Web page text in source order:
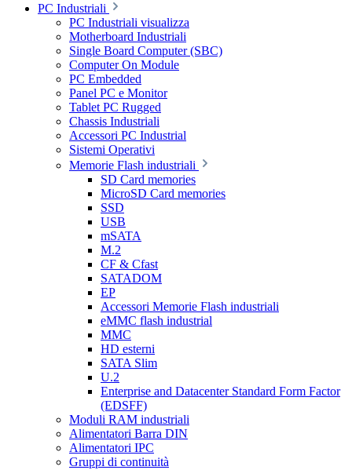
PC Industriali
PC Industriali visualizza
Motherboard Industriali
Single Board Computer (SBC)
Computer On Module
PC Embedded
Panel PC e Monitor
Tablet PC Rugged
Chassis Industriali
Accessori PC Industrial
Sistemi Operativi
Memorie Flash industriali
SD Card memories
MicroSD Card memories
SSD
USB
mSATA
M.2
CF & Cfast
SATADOM
EP
Accessori Memorie Flash industriali
eMMC flash industrial
MMC
HD esterni
SATA Slim
U.2
Enterprise and Datacenter Standard Form Factor
(EDSFF)
Moduli RAM industriali
Alimentatori Barra DIN
Alimentatori IPC
Gruppi di continuità